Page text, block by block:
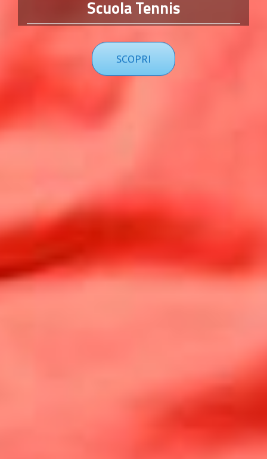
Scuola Tennis
SCOPRI